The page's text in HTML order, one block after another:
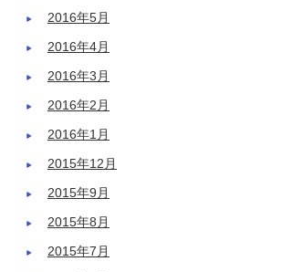
2016年5月
2016年4月
2016年3月
2016年2月
2016年1月
2015年12月
2015年9月
2015年8月
2015年7月